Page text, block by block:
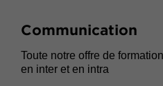
Communication
Toute notre offre de
en inter et en intra